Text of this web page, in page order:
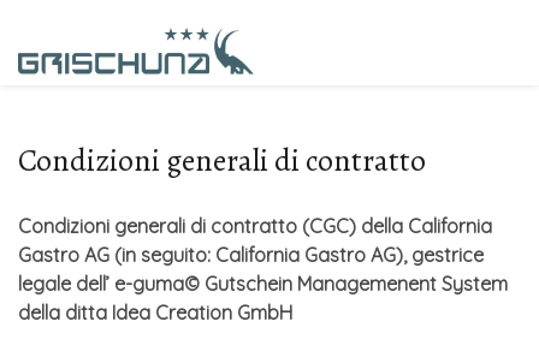
Condizioni generali di contratto
Condizioni generali di contratto (CGC) della California
Gastro AG (in seguito: California Gastro AG), gestrice
legale dell’ e-guma© Gutschein Managemenent System
della ditta Idea Creation GmbH